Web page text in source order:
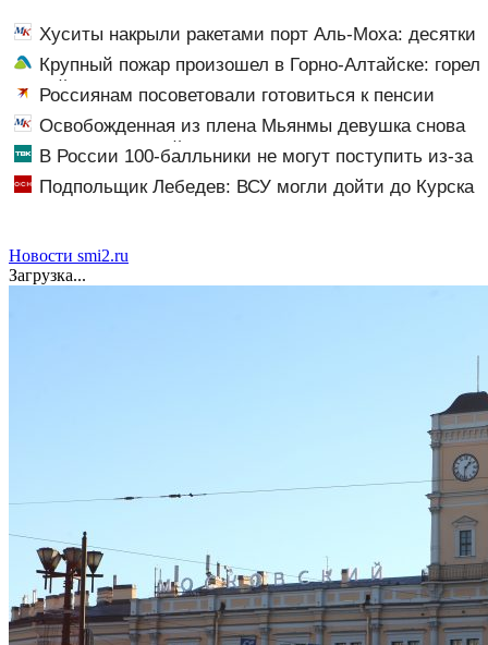
Хуситы накрыли ракетами порт Аль-Моха: десятки
жертвКрупный пожар произошел в Горно-Алтайске: горел
жилой дом
Россиянам посоветовали готовиться к пенсии
заранее: что важно знать
Освобожденная из плена Мьянмы девушка снова
пропала в арабской стране
В России 100-балльники не могут поступить из-за
олимпиадников: в чем причина?
Подпольщик Лебедев: ВСУ могли дойти до Курска
Новости smi2.ru
Загрузка...